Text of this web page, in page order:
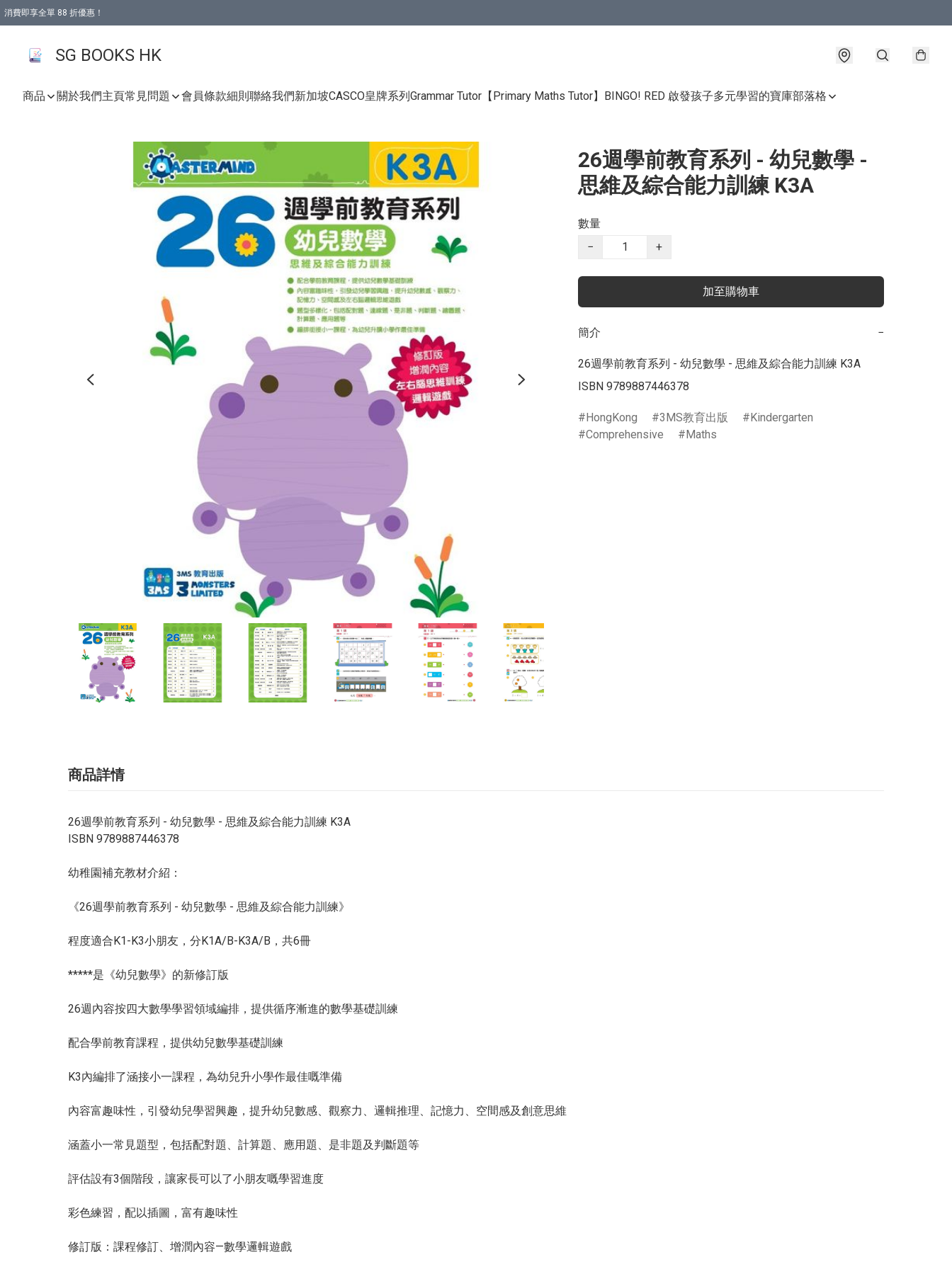
消費即享全單 88 折優惠！
SG BOOKS HK
商品 關於我們主頁常見問題 會員條款細則聯絡我們新加坡CASCO皇牌系列Grammar Tutor 【Primary Maths Tutor】 BINGO! RED 啟發孩子多元學習的寶庫部落格
26週學前教育系列 - 幼兒數學 -
思維及綜合能力訓練 K3A
數量
−
+
加至購物車
簡介 −
26週學前教育系列 - 幼兒數學 - 思維及綜合能力訓練 K3A
ISBN 9789887446378
HongKong 3MS教育出版
Kindergarten
Comprehensive
Maths
商品詳情
26週學前教育系列 - 幼兒數學 - 思維及綜合能力訓練 K3A
ISBN 9789887446378
幼稚園補充教材介紹：
《26週學前教育系列 - 幼兒數學 - 思維及綜合能力訓練》
程度適合K1-K3小朋友，分K1A/B-K3A/B，共6冊
*****是《幼兒數學》的新修訂版
26週內容按四大數學學習領域編排，提供循序漸進的數學基礎訓練
配合學前教育課程，提供幼兒數學基礎訓練
K3內編排了涵接小一課程，為幼兒升小學作最佳嘅準備
內容富趣味性，引發幼兒學習興趣，提升幼兒數感、觀察力、邏輯推理、記憶力、空間感及創意思維
涵蓋小一常見題型，包括配對題、計算題、應用題、是非題及判斷題等
評估設有3個階段，讓家長可以了小朋友嘅學習進度
彩色練習，配以插圖，富有趣味性
修訂版：課程修訂、增潤內容—數學邏輯遊戲